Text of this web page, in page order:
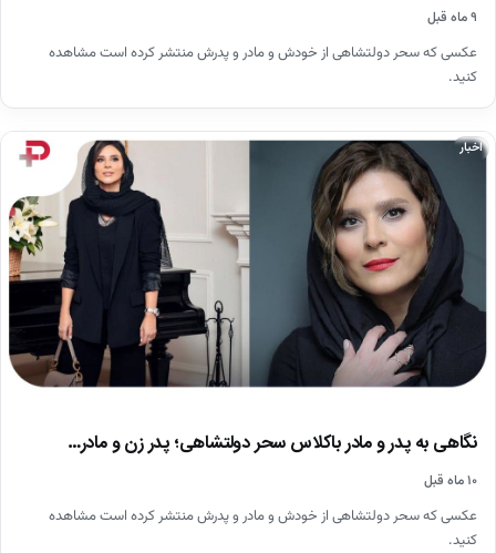
۹ ماه قبل
عکسی که سحر دولتشاهی از خودش و مادر و پدرش منتشر کرده است مشاهده
کنید.
اخبار
نگاهی به پدر و مادر باکلاس سحر دولتشاهی؛ پدر زن و مادر…
۱۰ ماه قبل
عکسی که سحر دولتشاهی از خودش و مادر و پدرش منتشر کرده است مشاهده
کنید.